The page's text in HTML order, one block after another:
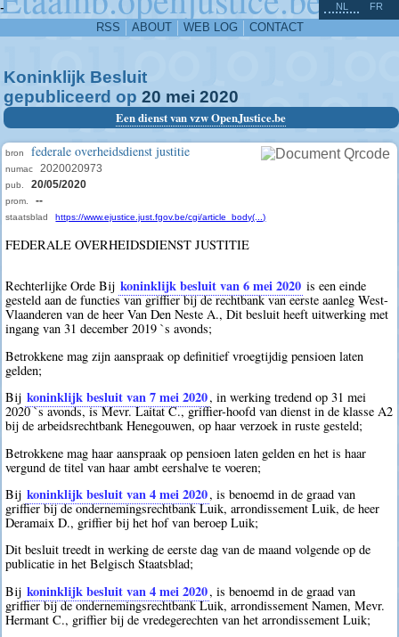
-
RSS ABOUT WEB LOG CONTACT
NL FR
Koninklijk Besluit
gepubliceerd op 20 mei 2020
Een dienst van vzw OpenJustice.be
bron federale overheidsdienst justitie
numac 2020020973
pub. 20/05/2020
prom. --
staatsblad https://www.ejustice.just.fgov.be/cgi/article_body(...)
FEDERALE OVERHEIDSDIENST JUSTITIE
Rechterlijke Orde Bij koninklijk besluit van 6 mei 2020 is een einde
gesteld aan de functies van griffier bij de rechtbank van eerste aanleg West-
Vlaanderen van de heer Van Den Neste A., Dit besluit heeft uitwerking met
ingang van 31 december 2019 `s avonds;
Betrokkene mag zijn aanspraak op definitief vroegtijdig pensioen laten
gelden;
Bij koninklijk besluit van 7 mei 2020, in werking tredend op 31 mei
2020 `s avonds, is Mevr. Laitat C., griffier-hoofd van dienst in de klasse A2
bij de arbeidsrechtbank Henegouwen, op haar verzoek in ruste gesteld;
Betrokkene mag haar aanspraak op pensioen laten gelden en het is haar
vergund de titel van haar ambt eershalve te voeren;
Bij koninklijk besluit van 4 mei 2020, is benoemd in de graad van
griffier bij de ondernemingsrechtbank Luik, arrondissement Luik, de heer
Deramaix D., griffier bij het hof van beroep Luik;
Dit besluit treedt in werking de eerste dag van de maand volgende op de
publicatie in het Belgisch Staatsblad;
Bij koninklijk besluit van 4 mei 2020, is benoemd in de graad van
griffier bij de ondernemingsrechtbank Luik, arrondissement Namen, Mevr.
Hermant C., griffier bij de vredegerechten van het arrondissement Luik;
^